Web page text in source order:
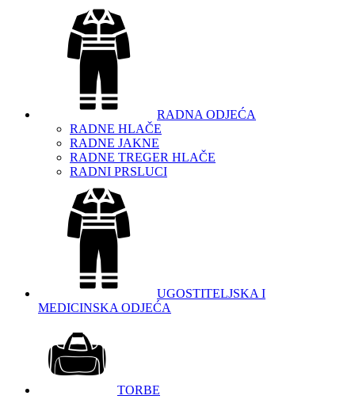
RADNA ODJEĆA
RADNE HLAČE
RADNE JAKNE
RADNE TREGER HLAČE
RADNI PRSLUCI
UGOSTITELJSKA I
MEDICINSKA ODJEĆA
TORBE